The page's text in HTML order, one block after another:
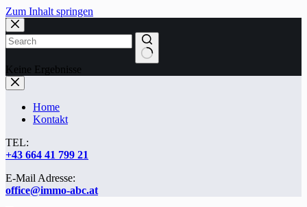
Zum Inhalt springen
Keine Ergebnisse
Home
Kontakt
TEL:
+43 664 41 799 21
E-Mail Adresse​:
office@immo-abc.at